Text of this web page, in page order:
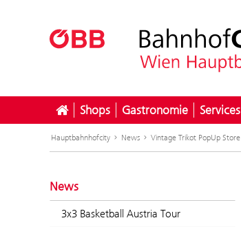
Shops Gastronomie Services
Hauptbahnhofcity News Vintage Trikot PopUp Store
News
3x3 Basketball Austria Tour